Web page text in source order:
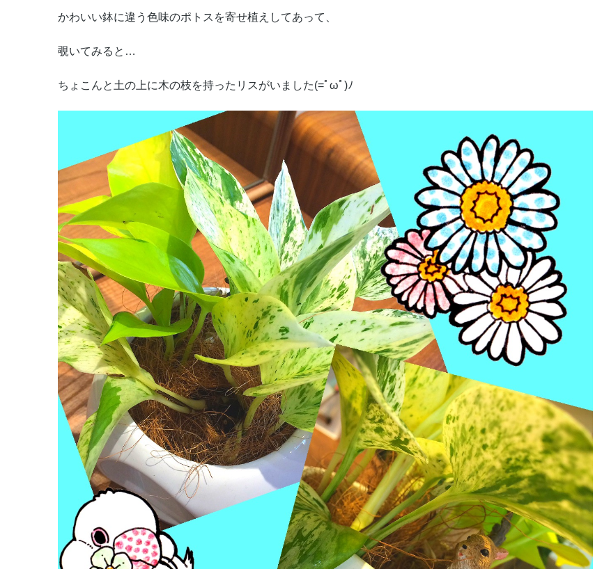
かわいい鉢に違う色味のポトスを寄せ植えしてあって、
覗いてみると…
ちょこんと土の上に木の枝を持ったリスがいました(=ﾟωﾟ)ﾉ